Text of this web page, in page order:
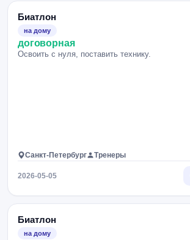
Биатлон
на дому
договорная
Освоить с нуля, поставить технику.
Санкт-Петербург Тренеры
2026-05-05
Биатлон
на дому